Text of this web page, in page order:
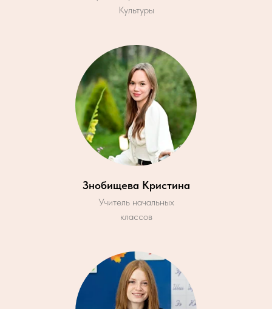
Культуры
Знобищева Кристина
Учитель начальных
классов